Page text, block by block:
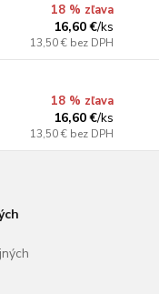
18 % zľava
16,60 €/ks
13,50 € bez DPH
18 % zľava
16,60 €/ks
13,50 € bez DPH